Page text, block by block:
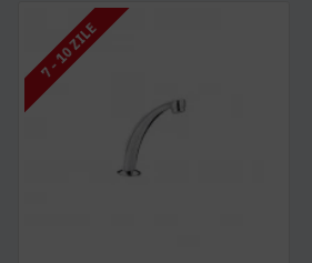
7 - 10 ZILE